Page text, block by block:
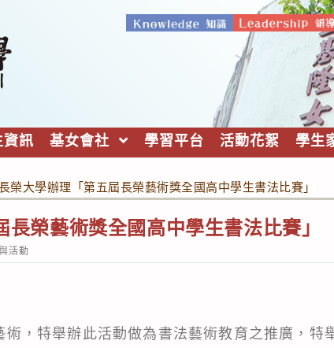
資訊 基女會社 學習平台 活動花絮 學生
榮大學辦理「第五屆長榮藝術獎全國高中學生書法比賽」
榮藝術獎全國高中學生書法比賽」
活動
，特舉辦此活動做為書法藝術教育之推廣，特